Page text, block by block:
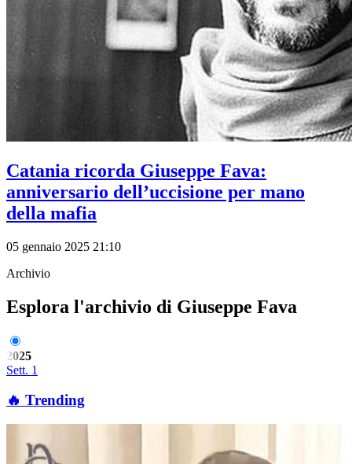
Catania ricorda Giuseppe Fava:
anniversario dell’uccisione per mano
della mafia
05 gennaio 2025 21:10
Archivio
Esplora l'archivio di Giuseppe Fava
2025
Sett. 1
🔥 Trending